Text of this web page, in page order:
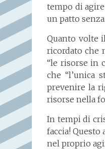
tempo di
un patto
Quanto volte
ricordato che
“le risorse in
che “l’unica
prevenire la
risorse nella
In tempi di
faccia!
nel proprio